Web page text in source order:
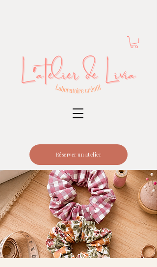
Réserver un atelier